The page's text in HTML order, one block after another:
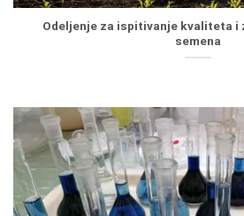
Odeljenje za ispitivanje kvaliteta i
semena